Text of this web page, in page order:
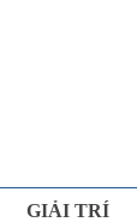
GIẢI TRÍ